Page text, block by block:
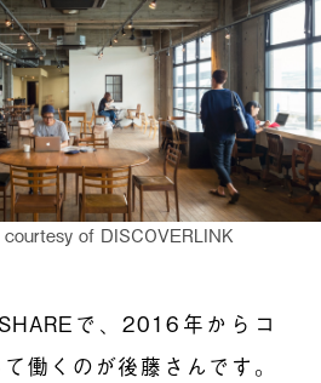
of DISCOVERLINK
で、2016年からコ
働くのが後藤さんです。